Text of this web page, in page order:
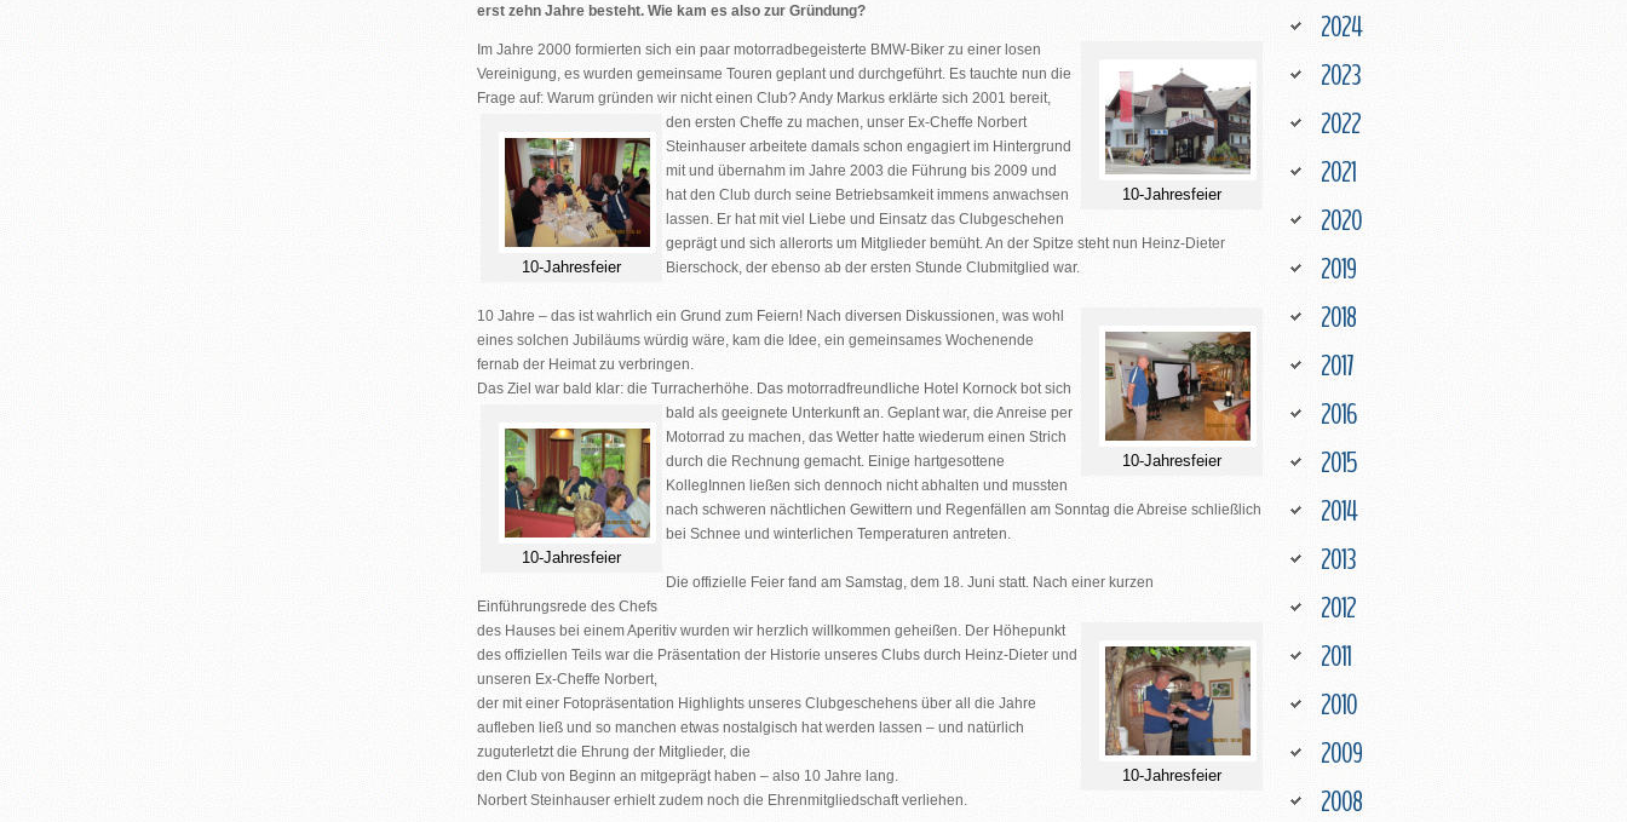
erst zehn Jahre besteht. Wie kam es also zur Gründung?
10-Jahresfeier
Im Jahre 2000 formierten sich ein paar motorradbegeisterte BMW-Biker zu einer losen
Vereinigung, es wurden gemeinsame Touren geplant und durchgeführt. Es tauchte nun die
Frage auf: Warum gründen wir nicht einen Club?Andy Markus erklärte sich 2001 bereit,
den ersten Cheffe zu machen, unser
10-Jahresfeier
Ex-Cheffe Norbert
Steinhauser arbeitete damals schon engagiert im Hintergrund
mit und übernahm im Jahre 2003 die Führung bis 2009 und
hat den Club durch seine Betriebsamkeit immens anwachsen
lassen. Er hat mit viel Liebe und Einsatz das Clubgeschehen
geprägt und sich allerorts um Mitglieder bemüht. An der Spitze steht nun Heinz-Dieter
Bierschock, der ebenso ab der ersten Stunde Clubmitglied war.
10-Jahresfeier
10 Jahre – das ist wahrlich ein Grund zum Feiern! Nach diversen Diskussionen, was wohl
eines solchen Jubiläums würdig wäre, kam die Idee, ein gemeinsames Wochenende
fernab der Heimat zu verbringen.
Das Ziel war bald klar: die Turracherhöhe. Das motorradfreundliche Hotel Kornock bot sich
bald als
10-Jahresfeier
geeignete Unterkunft an. Geplant war, die Anreise per
Motorrad zu machen, das Wetter hatte wiederum einen Strich
durch die Rechnung gemacht. Einige hartgesottene
KollegInnen ließen sich dennoch nicht abhalten und mussten
nach schweren nächtlichen Gewittern und Regenfällen am Sonntag die Abreise schließlich
bei Schnee und winterlichen Temperaturen antreten.
Die offizielle Feier fand am Samstag, dem 18. Juni statt. Nach einer kurzen
Einführungsrede des Chefs
10-Jahresfeier
des Hauses bei einem Aperitiv wurden wir herzlich willkommen geheißen. Der Höhepunkt
des offiziellen Teils war die Präsentation der Historie unseres Clubs durch Heinz-Dieter und
unseren Ex-Cheffe Norbert,
der mit einer Fotopräsentation Highlights unseres Clubgeschehens über all die Jahre
aufleben ließ und so manchen etwas nostalgisch hat werden lassen – und natürlich
zuguterletzt die Ehrung der Mitglieder, die
den Club von Beginn an mitgeprägt haben – also 10 Jahre lang.
Norbert Steinhauser erhielt zudem noch die Ehrenmitgliedschaft verliehen.
2024
2023
2022
2021
2020
2019
2018
2017
2016
2015
2014
2013
2012
2011
2010
2009
2008